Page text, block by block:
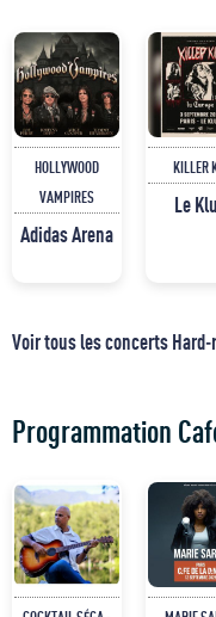
HOLLYWOOD
VAMPIRES
Adidas Arena
KILLER
Le
Voir tous les concerts
Programmation